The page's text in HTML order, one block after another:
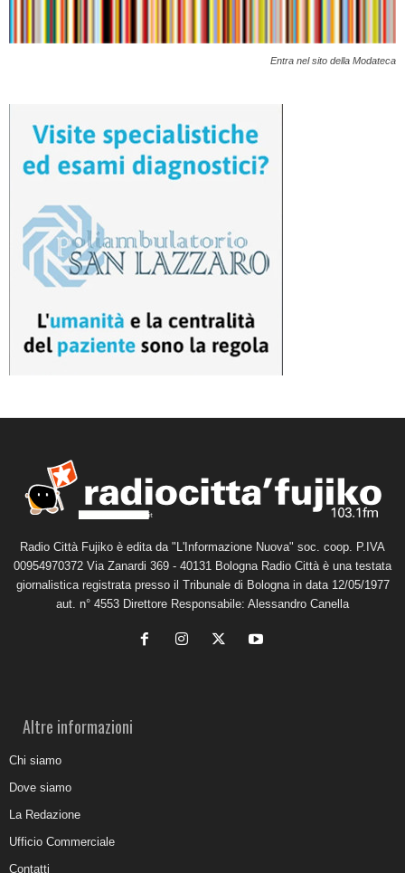
Entra nel sito della Modateca
Radio Città Fujiko è edita da "L'Informazione Nuova" soc. coop. P.IVA
00954970372 Via Zanardi 369 - 40131 Bologna Radio Città è una testata
giornalistica registrata presso il Tribunale di Bologna in data 12/05/1977
aut. n° 4553 Direttore Responsabile: Alessandro Canella
Altre informazioni
Chi siamo
Dove siamo
La Redazione
Ufficio Commerciale
Contatti